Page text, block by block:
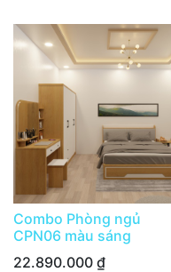
Combo Phòng ngủ
CPN06 màu sáng
22.890.000 ₫